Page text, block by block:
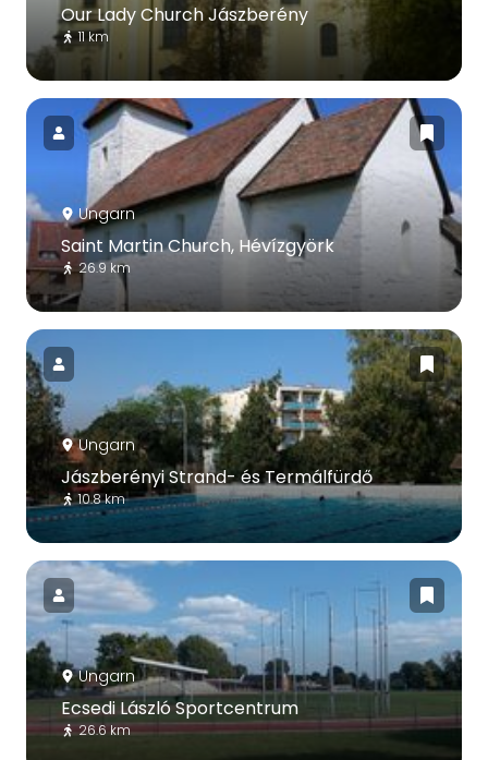
Our Lady Church Jászberény
11 km
Ungarn
Saint Martin Church, Hévízgyörk
26.9 km
Ungarn
Jászberényi Strand- és Termálfürdő
10.8 km
Ungarn
Ecsedi László Sportcentrum
26.6 km